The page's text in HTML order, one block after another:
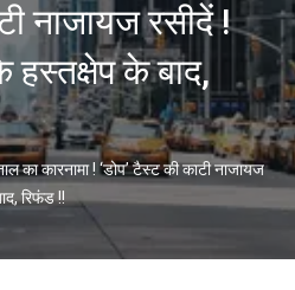
नाजायज रसीदें !
हस्तक्षेप के बाद,
का कारनामा ! ‘डोप’ टैस्ट की काटी नाजायज
रिफंड !!